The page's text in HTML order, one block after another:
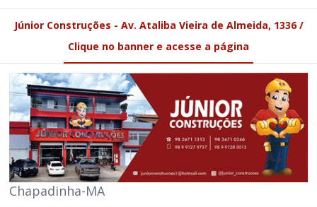
Júnior Construções - Av. Ataliba Vieira de Almeida, 1336 /
Clique no banner e acesse a página
Chapadinha-MA